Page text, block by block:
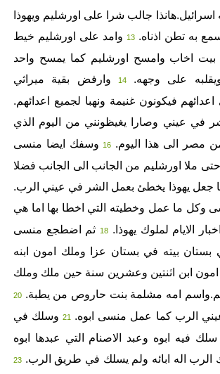
اسرائيل.هانذا جالب شرا على اورشليم ويهوذا
به تطن اذناه. 13وامد على اورشليم خيط
بيت اخاب وامسح اورشليم كما يمسح واحد
على وجهه.
14وارفض بقية ميراثي
فيكونون غنيمة ونهبا لجميع اعدائهم.
في عيني وصارا يغيظونني من اليوم الذي
مصر الى هذا اليوم. 16وسفك ايضا منسى
حتى ملا اورشليم من الجانب الى الجانب فضلا
جعل يهوذا يخطئ بعمل الشر في عيني الرب.
وكل ما عمل وخطيته التي اخطا بها اما هي
الايام لملوك يهوذا. 18ثم اضطجع منسى
بستان بيته في بستان عزا وملك امون ابنه
ابن اثنتين وعشرين سنة حين ملك وملك
امه مشلمة بنت حاروص من يطبة. 20
الرب كما عمل منسى ابوه. 21وسلك في
فيه ابوه وعبد الاصنام التي عبدها ابوه
اله ابائه ولم يسلك في طريق الرب. 23